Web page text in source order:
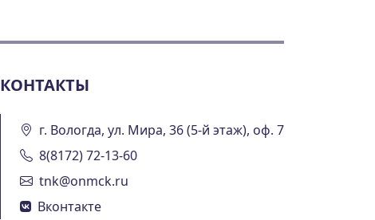
КОНТАКТЫ
г. Вологда, ул. Мира, 36 (5-й этаж), оф. 7
8(8172) 72-13-60
tnk@onmck.ru
Вконтакте